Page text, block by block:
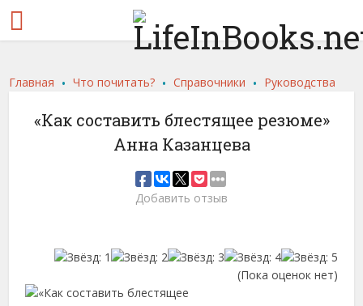
Главная .Что почитать? .Справочники . Руководства
«Как составить блестящее резюме»
Анна Казанцева
Добавить отзыв
(Пока оценок нет)